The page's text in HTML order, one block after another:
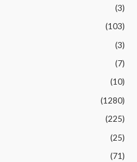
(3)
(103)
(3)
(7)
(10)
(1280)
(225)
(25)
(71)